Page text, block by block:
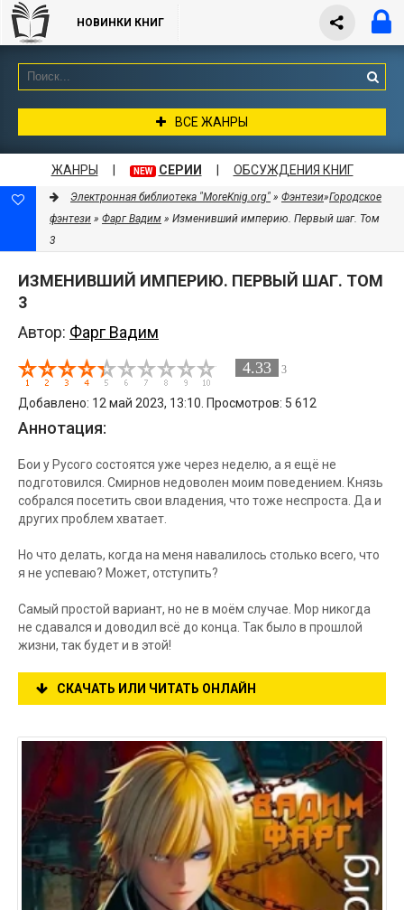
НОВИНКИ КНИГ
ВСЕ ЖАНРЫ
ЖАНРЫ NEW СЕРИИ ОБСУЖДЕНИЯ КНИГ
Электронная библиотека "MoreKnig.org" » Фэнтези»Городское
фэнтези » Фарг Вадим » Изменивший империю. Первый шаг. Том
3
ИЗМЕНИВШИЙ ИМПЕРИЮ. ПЕРВЫЙ ШАГ. ТОМ
3
Автор: Фарг Вадим
4.33 3
Добавлено: 12 май 2023, 13:10. Просмотров: 5 612
Аннотация:
Бои у Русого состоятся уже через неделю, а я ещё не
подготовился. Смирнов недоволен моим поведением. Князь
собрался посетить свои владения, что тоже неспроста. Да и
других проблем хватает.
Но что делать, когда на меня навалилось столько всего, что
я не успеваю? Может, отступить?
Самый простой вариант, но не в моём случае. Мор никогда
не сдавался и доводил всё до конца. Так было в прошлой
жизни, так будет и в этой!
СКАЧАТЬ ИЛИ ЧИТАТЬ ОНЛАЙН